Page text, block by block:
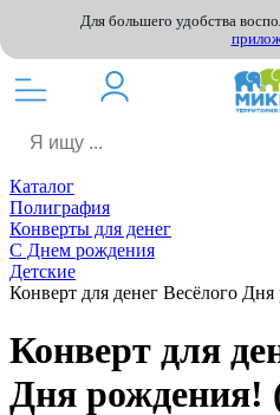
Для большего удобства
Каталог
Полиграфия
Конверты для денег
С Днем рождения
Детские
Конверт для денег Весёлого
Конверт для
Дня